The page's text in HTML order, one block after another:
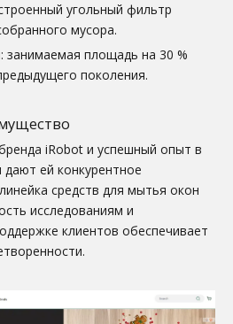
угольный фильтр
мусора.
занимаемая площадь на 30 %
поколения.
iRobot и успешный опыт в
ей конкурентное
средств для мытья окон
исследованиям и
клиентов обеспечивает